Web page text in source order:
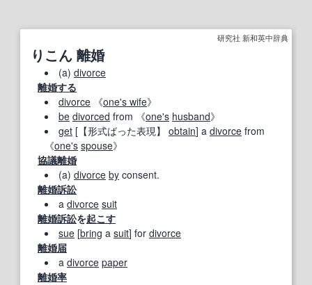
研究社 新和英中辞典
りこん 離婚
(a) divorce
離婚する
divorce 《one's wife》
be divorced from 《one's husband》
get [ 【形式ばった表現】 obtain] a divorce from
《one's spouse》
協議離婚
(a) divorce by consent.
離婚訴訟
a divorce suit
離婚訴訟を起こす
sue [bring a suit] for divorce
離婚届
a divorce paper
離婚率